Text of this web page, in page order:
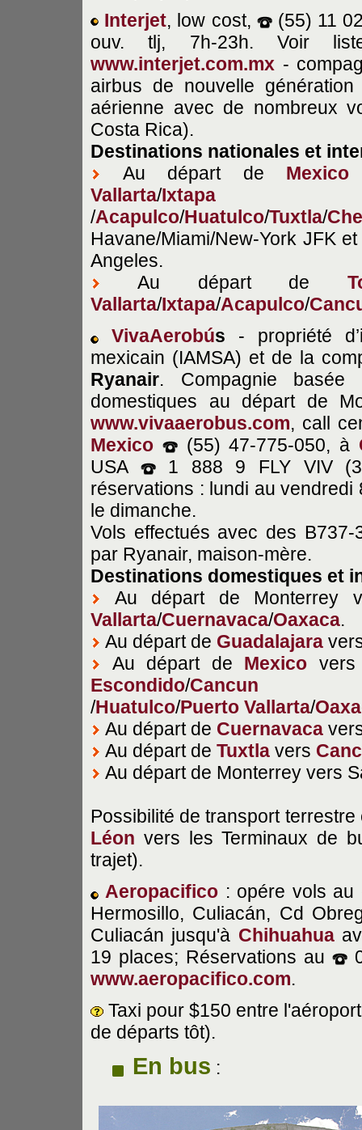
Interjet, low cost,
(55) 11
ouv. tlj, 7h-23h. Voir
www.interjet.com.mx -
airbus de nouvelle
aérienne avec de nombreux
Costa Rica).
Destinations nationales et
Au départ de Mexico
Vallarta/Ixtapa
/Acapulco/Huatulco/Tuxtla/
Havane/Miami/New-York JFK
Angeles.
Au départ de
Vallarta/Ixtapa/Acapulco/
VivaAerobús - propriété
mexicain (IAMSA) et de la
Ryanair. Compagnie
domestiques au départ de
www.vivaaerobus.com, call
Mexico
(55) 47-775-050, à
USA
1 888 9 FLY VIV
réservations : lundi au
le dimanche.
Vols effectués avec des
par Ryanair, maison-mère.
Destinations domestiques et
Au départ de Monterrey
Vallarta/Cuernavaca/Oaxaca.
Au départ de Guadalajara
Au départ de Mexico
Escondido/Cancun
/Huatulco/Puerto Vallarta/
Au départ de Cuernavaca
Au départ de Tuxtla vers
Au départ de Monterrey vers
Possibilité de transport
Léon vers les Terminaux de
trajet).
Aeropacifico : opére vols
Hermosillo, Culiacán, Cd
Culiacán jusqu'à Chihuahua
19 places; Réservations au
www.aeropacifico.com.
Taxi pour $150 entre
de départs tôt).
En bus :